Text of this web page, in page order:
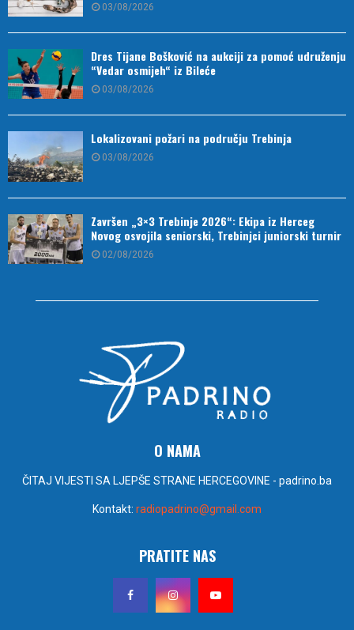
03/08/2026
Dres Tijane Bošković na aukciji za pomoć udruženju
“Vedar osmijeh“ iz Bileće
03/08/2026
Lokalizovani požari na području Trebinja
03/08/2026
Završen „3×3 Trebinje 2026“: Ekipa iz Herceg
Novog osvojila seniorski, Trebinjci juniorski turnir
02/08/2026
O NAMA
ČITAJ VIJESTI SA LJEPŠE STRANE HERCEGOVINE - padrino.ba
Kontakt: radiopadrino@gmail.com
PRATITE NAS